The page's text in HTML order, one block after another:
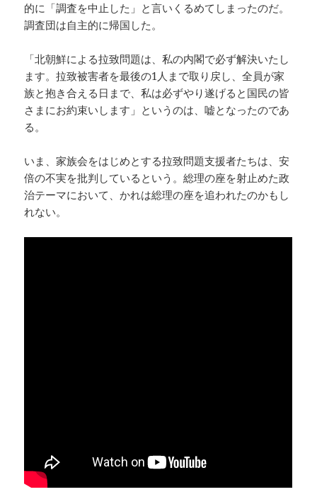
的に「調査を中止した」と言いくるめてしまったのだ。
調査団は自主的に帰国した。
「北朝鮮による拉致問題は、私の内閣で必ず解決いたし
ます。拉致被害者を最後の1人まで取り戻し、全員が家
族と抱き合える日まで、私は必ずやり遂げると国民の皆
さまにお約束いします」というのは、嘘となったのであ
る。
いま、家族会をはじめとする拉致問題支援者たちは、安
倍の不実を批判しているという。総理の座を射止めた政
治テーマにおいて、かれは総理の座を追われたのかもし
れない。